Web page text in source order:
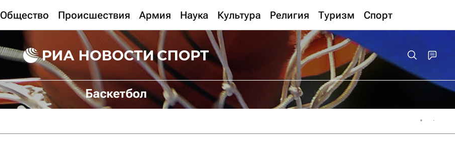
Общество Происшествия Армия Наука Культура Религия Туризм Спорт
Баскетбол